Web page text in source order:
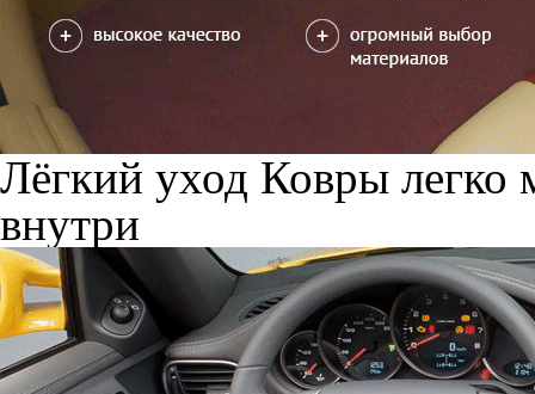
Лёгкий уход Ковры легко
внутри